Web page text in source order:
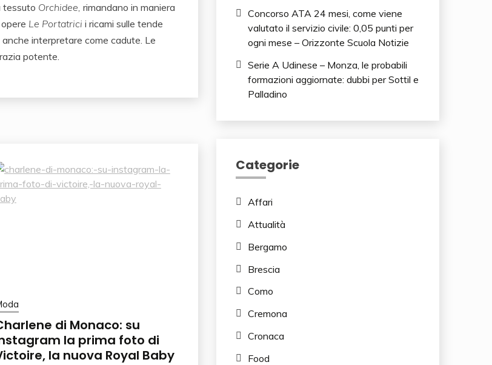
tessuto Orchidee, rimandano in maniera
Le Portatrici i ricami sulle tende
interpretare come cadute. Le
potente.
di Monaco: su
la prima foto di
la nuova Royal Baby
Concorso ATA 24 mesi, come viene
valutato il servizio civile: 0,05 punti per
ogni mese – Orizzonte Scuola Notizie
Serie A Udinese – Monza, le probabili
formazioni aggiornate: dubbi per Sottil e
Palladino
Categorie
Affari
Attualità
Bergamo
Brescia
Como
Cremona
Cronaca
Food